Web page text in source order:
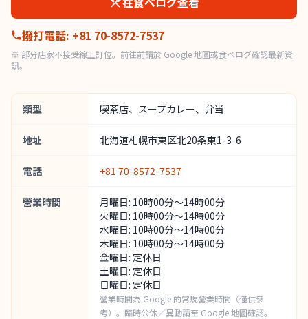
撥打電話: +81 70-8572-7537
※ 部分店家不接受線上訂位。前往前請於 Google 地圖或食べログ確認最新資
訊。
類型 喫茶店、スープカレー、弁当
地址 北海道札幌市東区北20条東1-3-6
電話 +81 70-8572-7537
營業時間
月曜日: 10時00分～14時00分
火曜日: 10時00分～14時00分
水曜日: 10時00分～14時00分
木曜日: 10時00分～14時00分
金曜日: 定休日
土曜日: 定休日
日曜日: 定休日
營業時間為 Google 的常規營業時間（僅供參
考）。臨時公休／異動請至 Google 地圖確認。